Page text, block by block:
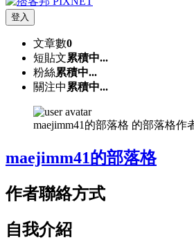
登入
文章數0
短貼文累積中...
粉絲累積中...
關注中 累積中...
maejimm41的部落格 的部落格作
maejimm41的部落格
作者聯絡方式
自我介紹